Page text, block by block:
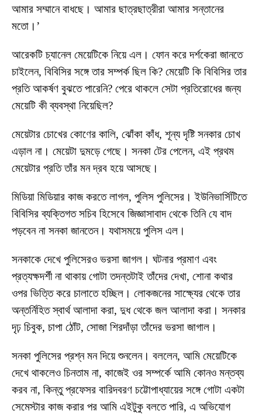
আমার সম্মানে বাধছে। আমার ছাত্রছাত্রীরা আমার সন্তানের
মতো।’
আরেকটি চ্যানেল মেয়েটিকে নিয়ে এল। ফোন করে দর্শকেরা জানতে
চাইলেন, বিবিসির সঙ্গে তার সম্পর্ক ছিল কি? মেয়েটি কি বিবিসির তার
প্রতি আকর্ষণ বুঝতে পারেনি? পেরে থাকলে সেটা প্রতিরোধের জন্য
মেয়েটি কী ব্যবস্থা নিয়েছিল?
মেয়েটার চোখের কোণের কালি, ঝোঁকা কাঁধ, শূন্য দৃষ্টি সনকার চোখ
এড়াল না। মেয়েটা দুমড়ে গেছে। সনকা টের পেলেন, এই প্রথম
মেয়েটার প্রতি তাঁর মন দ্রব হয়ে আসছে।
মিডিয়া মিডিয়ার কাজ করতে লাগল, পুলিস পুলিসের। ইউনিভার্সিটিতে
বিবিসির ব্যক্তিগত সচিব হিসেবে জিজ্ঞাসাবাদ থেকে তিনি যে বাদ
পড়বেন না সনকা জানতেন। যথাসময়ে পুলিস এল।
সনকাকে দেখে পুলিসেরও ভরসা জাগল। ঘটনার প্রমাণ এবং
প্রত্যক্ষদর্শী না থাকায় গোটা তদন্তটাই তাঁদের দেখা, শোনা কথার
ওপর ভিত্তি করে চালাতে হচ্ছিল। লোকজনের সাক্ষ্যের থেকে তার
অন্তর্নিহিত স্বার্থ আলাদা করা, দুধ থেকে জল আলাদা করা। সনকার
দৃঢ় চিবুক, চাপা ঠোঁট, সোজা শিরদাঁড়া তাঁদের ভরসা জাগাল।
সনকা পুলিসের প্রশ্ন মন দিয়ে শুনলেন। বললেন, আমি মেয়েটিকে
দেখে থাকলেও চিনতাম না, কাজেই ওর সম্পর্কে আমি কোনও মন্তব্য
করব না, কিন্তু প্রফেসর বারিদবরণ চট্টোপাধ্যায়ের সঙ্গে গোটা একটা
সেমেস্টার কাজ করার পর আমি এইটুকু বলতে পারি, এ অভিযোগ